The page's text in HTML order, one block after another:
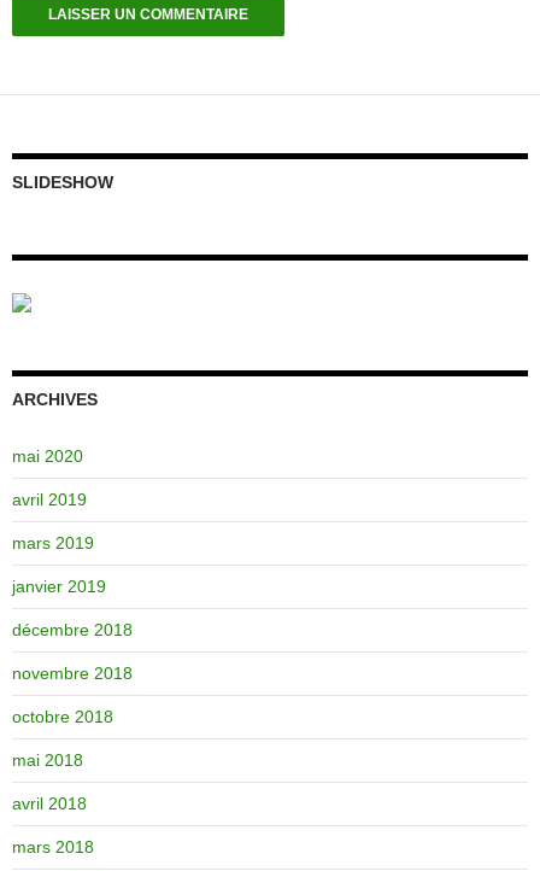
SLIDESHOW
ARCHIVES
mai 2020
avril 2019
mars 2019
janvier 2019
décembre 2018
novembre 2018
octobre 2018
mai 2018
avril 2018
mars 2018